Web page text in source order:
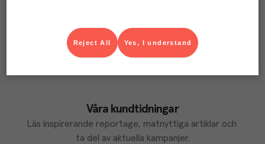
Våra kundtidningar
Läs inspirerande reportage, matnyttiga artiklar och
ta del av aktuella kampanjer.
Yes, I understand
Reject All